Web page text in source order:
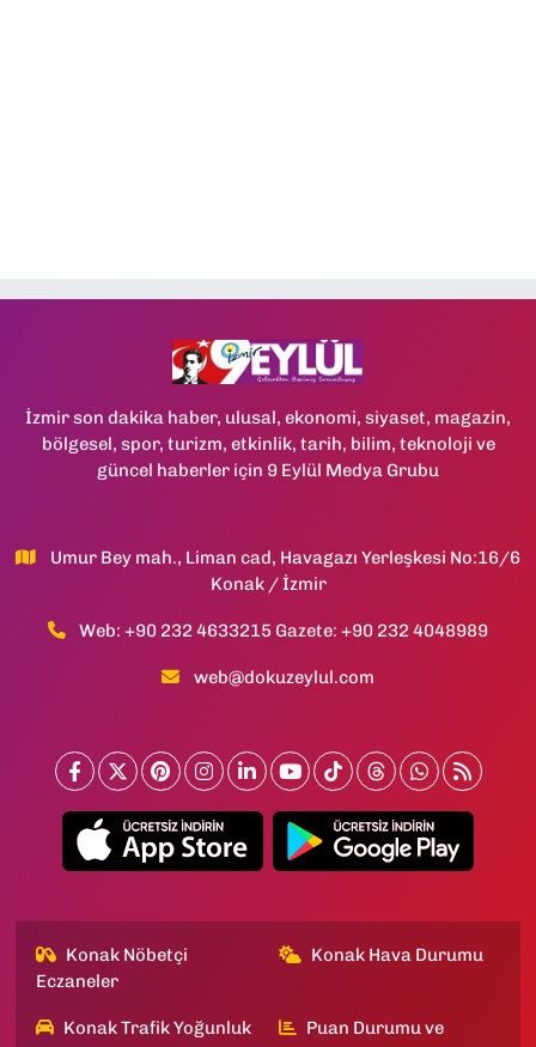
İzmir son dakika haber, ulusal, ekonomi, siyaset, magazin,
bölgesel, spor, turizm, etkinlik, tarih, bilim, teknoloji ve
güncel haberler için 9 Eylül Medya Grubu
Umur Bey mah., Liman cad, Havagazı Yerleşkesi No:16/6
Konak / İzmir
Web: +90 232 4633215 Gazete: +90 232 4048989
web@dokuzeylul.com
Konak Nöbetçi
Eczaneler
Konak Hava Durumu
Konak Trafik Yoğunluk
Puan Durumu ve